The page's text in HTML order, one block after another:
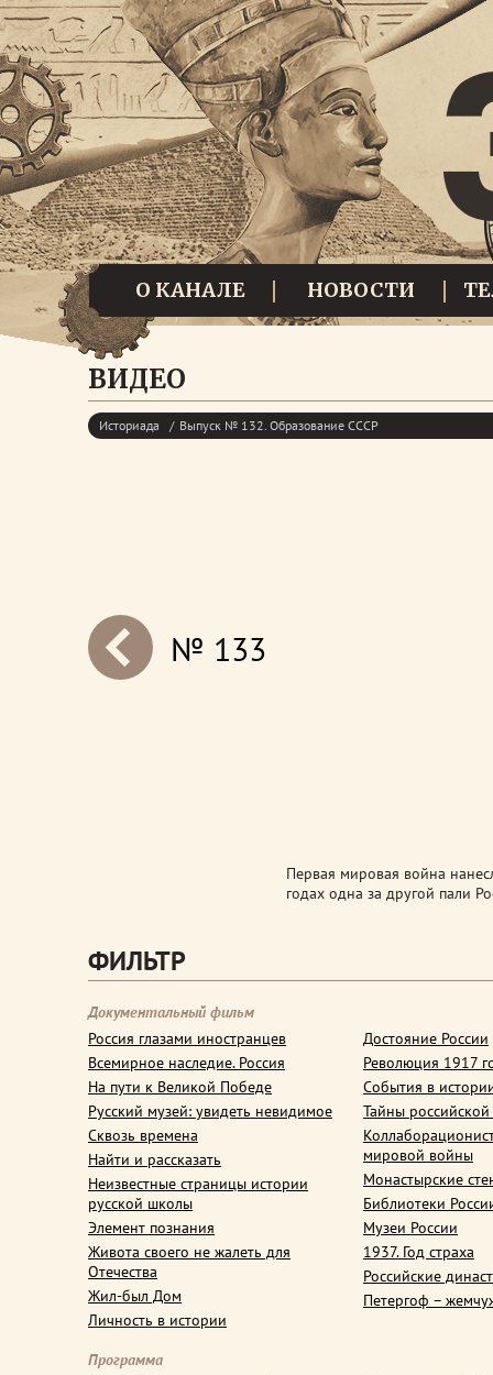
О КАНАЛЕ НОВОСТИ
ВИДЕО
Историада Выпуск № 132. Образование СССР
next№ 133
Первая мировая война
годах одна за другой пали
ФИЛЬТР
Документальный фильм
Россия глазами иностранцев
Всемирное наследие. Россия
На пути к Великой Победе
Русский музей: увидеть невидимое
Сквозь времена
Найти и рассказать
Неизвестные страницы истории
русской школы
Элемент познания
Живота своего не жалеть для
Отечества
Жил-был Дом
Личность в истории
Достояние России
Революция 1917
События в
Тайны
мировой войны
Монастырские
Библиотеки
Музеи России
1937. Год страха
Российские
Петергоф –
Программа